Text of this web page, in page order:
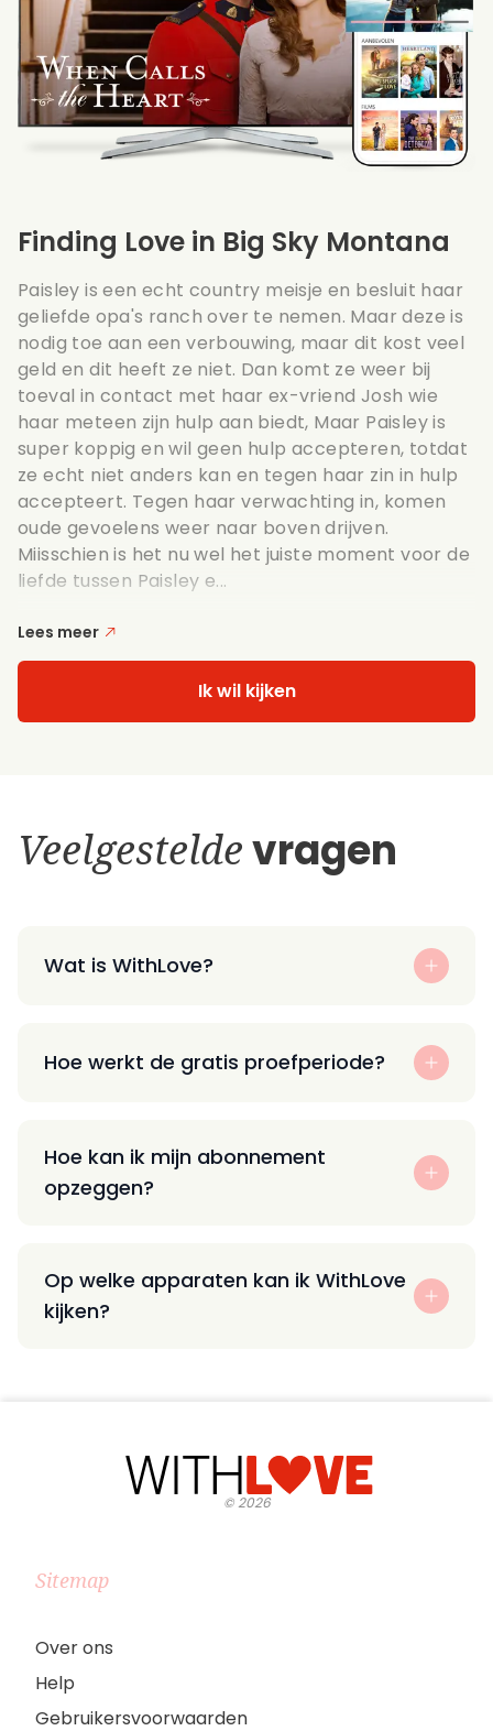
Finding Love in Big Sky Montana
Paisley is een echt country meisje en besluit haar
geliefde opa's ranch over te nemen. Maar deze is
nodig toe aan een verbouwing, maar dit kost veel
geld en dit heeft ze niet. Dan komt ze weer bij
toeval in contact met haar ex-vriend Josh wie
haar meteen zijn hulp aan biedt, Maar Paisley is
super koppig en wil geen hulp accepteren, totdat
ze echt niet anders kan en tegen haar zin in hulp
accepteert. Tegen haar verwachting in, komen
oude gevoelens weer naar boven drijven.
Miisschien is het nu wel het juiste moment voor de
liefde tussen Paisley e...
Lees meer
Ik wil kijken
Veelgesteldevragen
Wat is WithLove?
Hoe werkt de gratis proefperiode?
Hoe kan ik mijn abonnement
opzeggen?
Op welke apparaten kan ik WithLove
kijken?
©2026
Sitemap
Over ons
Help
Gebruikersvoorwaarden